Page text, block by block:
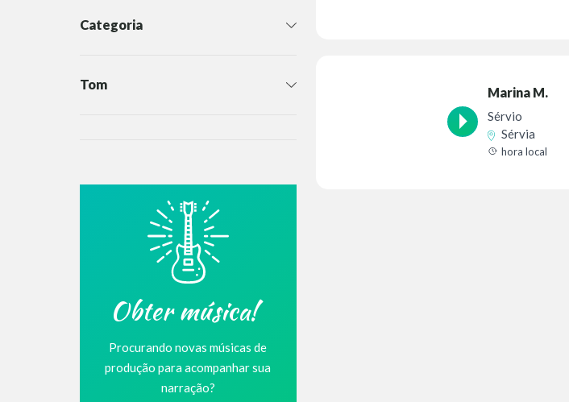
Categoria
Tom
Obter música!
Procurando novas músicas de
produção para acompanhar sua
narração?
Marina M.
Sérvio
Sérvia
hora local